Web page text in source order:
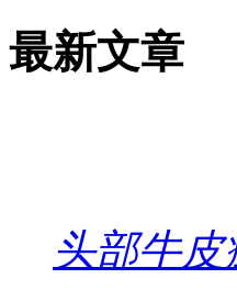
最新文章
头部牛